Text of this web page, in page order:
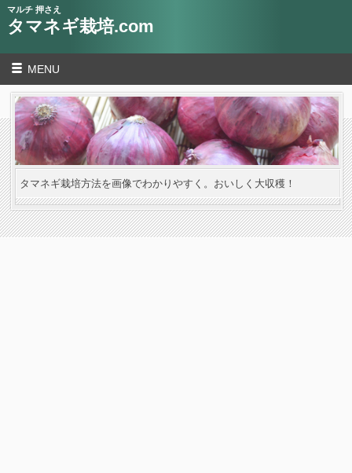
マルチ 押さえ
タマネギ栽培.com
MENU
タマネギ栽培方法を画像でわかりやすく。おいしく大収穫！